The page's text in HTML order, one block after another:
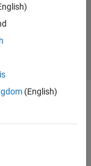
(English)